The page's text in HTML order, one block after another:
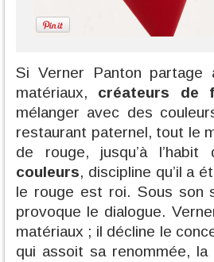
Si Verner Panton partage
matériaux, créateurs de
mélanger avec des
restaurant paternel, tout le
de rouge, jusqu’à
couleurs, discipline qu’il a
le rouge est roi. Sous son
provoque le dialogue.
matériaux ; il décline le
qui assoit sa renommée,